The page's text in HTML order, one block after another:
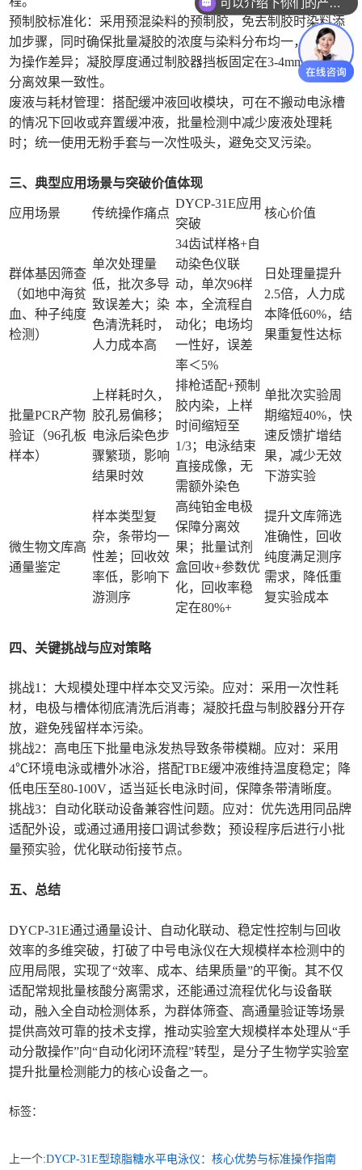
预制胶标准化：采用预混染料的预制胶，免去制胶时染料添
加步骤，同时确保批量凝胶的浓度与染料分布均一，减少人
为操作差异；凝胶厚度通过制胶器挡板固定在3-4mm，保障
分离效果一致性。
废液与耗材管理：搭配缓冲液回收模块，可在不搬动电泳槽
的情况下回收或弃置缓冲液，批量检测中减少废液处理耗
时；统一使用无粉手套与一次性吸头，避免交叉污染。
三、典型应用场景与突破价值体现
应用场景 传统操作痛点
DYCP-31E应用
突破
核心价值
群体基因筛查
（如地中海贫
血、种子纯度
检测）
单次处理量
低，批次多导
致误差大；染
色清洗耗时，
人力成本高
34齿试样格+自
动染色仪联
动，单次96样
本，全流程自
动化；电场均
一性好，误差
率＜5%
日处理量提升
2.5倍，人力成
本降低60%，结
果重复性达标
批量PCR产物
验证（96孔板
样本）
上样耗时久，
胶孔易偏移；
电泳后染色步
骤繁琐，影响
结果时效
排枪适配+预制
胶内染，上样
时间缩短至
1/3；电泳结束
直接成像，无
需额外染色
单批次实验周
期缩短40%，快
速反馈扩增结
果，减少无效
下游实验
微生物文库高
通量鉴定
样本类型复
杂，条带均一
性差；回收效
率低，影响下
游测序
高纯铂金电极
保障分离效
果；批量试剂
盒回收+参数优
化，回收率稳
定在80%+
提升文库筛选
准确性，回收
纯度满足测序
需求，降低重
复实验成本
四、关键挑战与应对策略
挑战1：大规模处理中样本交叉污染。应对：采用一次性耗
材，电极与槽体彻底清洗后消毒；凝胶托盘与制胶器分开存
放，避免残留样本污染。
挑战2：高电压下批量电泳发热导致条带模糊。应对：采用
4℃环境电泳或槽外冰浴，搭配TBE缓冲液维持温度稳定；降
低电压至80-100V，适当延长电泳时间，保障条带清晰度。
挑战3：自动化联动设备兼容性问题。应对：优先选用同品牌
适配外设，或通过通用接口调试参数；预设程序后进行小批
量预实验，优化联动衔接节点。
五、总结
DYCP-31E通过通量设计、自动化联动、稳定性控制与回收
效率的多维突破，打破了中号电泳仪在大规模样本检测中的
应用局限，实现了“效率、成本、结果质量”的平衡。其不仅
适配常规批量核酸分离需求，还能通过流程优化与设备联
动，融入全自动检测体系，为群体筛查、高通量验证等场景
提供高效可靠的技术支撑，推动实验室大规模样本处理从“手
动分散操作”向“自动化闭环流程”转型，是分子生物学实验室
提升批量检测能力的核心设备之一。
标签：
上一个:DYCP-31E型琼脂糖水平电泳仪：核心优势与标准操作指南